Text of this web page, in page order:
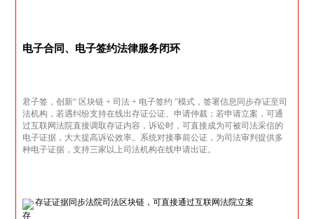
电子合同、电子签约法律服务闭环
君子签，创新“ 区块链 + 司法 + 电子签约 ”模式，签署信息同步存证至司
法机构，若遇纠纷支持在线出存证公证、申请仲裁；若申请立案，可通
过互联网法院直接调取存证内容，诉讼时，可直接成为可被司法采信的
电子证据，大大提高诉讼效率。系统对接事前公证，为司法审判提供多
种电子证据，支持三家以上司法机构在线申请出证。
存证证据同步法院司法区块链，可直接通过互联网法院立案